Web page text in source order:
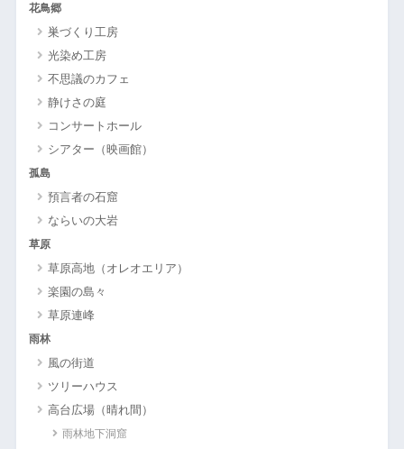
花鳥郷
巣づくり工房
光染め工房
不思議のカフェ
静けさの庭
コンサートホール
シアター（映画館）
孤島
預言者の石窟
ならいの大岩
草原
草原高地（オレオエリア）
楽園の島々
草原連峰
雨林
風の街道
ツリーハウス
高台広場（晴れ間）
雨林地下洞窟